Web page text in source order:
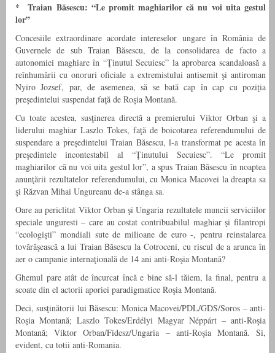
* Traian Băsescu: “Le promit maghiarilor că nu voi uita gestul
lor”
Concesiile extraordinare acordate intereselor ungare în România de
Guvernele de sub Traian Băsescu, de la consolidarea de facto a
autonomiei maghiare în “Ţinutul Secuiesc” la aprobarea scandaloasă a
reînhumării cu onoruri oficiale a extremistului antisemit şi antiroman
Nyiro Jozsef, par, de asemenea, să se bată cap în cap cu poziţia
preşedintelui suspendat faţă de Roşia Montană.
Cu toate acestea, susţinerea directă a premierului Viktor Orban şi a
liderului maghiar Laszlo Tokes, faţă de boicotarea referendumului de
suspendare a preşedintelui Traian Băsescu, l-a transformat pe acesta în
preşedintele incontestabil al “Ţinutului Secuiesc”. “Le promit
maghiarilor că nu voi uita gestul lor”, a spus Traian Băsescu în noaptea
anunţării rezultatelor referendumului, cu Monica Macovei la dreapta sa
şi Răzvan Mihai Ungureanu de-a stânga sa.
Oare au periclitat Viktor Orban şi Ungaria rezultatele muncii serviciilor
speciale unguresti – care au costat contribuabilul maghiar şi filantropi
“ecologişti” mondiali sute de milioane de euro -, pentru reinstalarea
tovărăşească a lui Traian Băsescu la Cotroceni, cu riscul de a arunca în
aer o campanie internaţională de 14 ani anti-Roşia Montană?
Ghemul pare atât de încurcat încă e bine să-l tăiem, la final, pentru a
scoate din el actorii aporiei paradigmatice Roşia Montană.
Deci, susţinătorii lui Băsescu: Monica Macovei/PDL/GDS/Soros – anti-
Roşia Montană; Laszlo Tokes/Erdélyi Magyar Néppárt – anti-Roşia
Montană; Viktor Orban/Fidesz/Ungaria – anti-Roşia Montană. Si,
evident, cu totii anti-Romania.